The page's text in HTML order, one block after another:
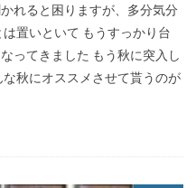
れると困りますが、多分気分
置いといて もうすっかり台
ってきました もう秋に突入し
秋にオススメさせて貰うのが